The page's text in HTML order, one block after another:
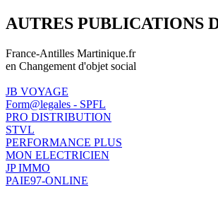
AUTRES PUBLICATIONS
France-Antilles Martinique.fr
en Changement d'objet social
JB VOYAGE
Form@legales - SPFL
PRO DISTRIBUTION
STVL
PERFORMANCE PLUS
MON ELECTRICIEN
JP IMMO
PAIE97-ONLINE